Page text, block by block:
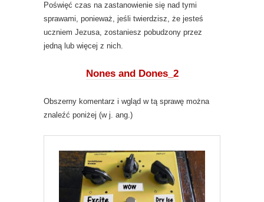
Poświęć czas na zastanowienie się nad tymi
sprawami, ponieważ, jeśli twierdzisz, że jesteś
uczniem Jezusa, zostaniesz pobudzony przez
jedną lub więcej z nich.
Nones and Dones_2
Obszerny komentarz i wgląd w tą sprawę można
znaleźć poniżej (w j. ang.)